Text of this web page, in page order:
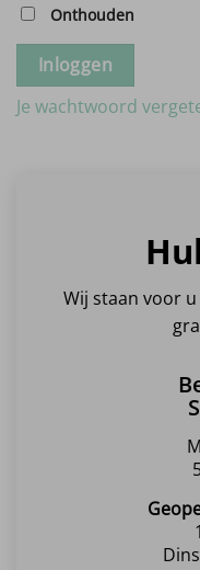
Onthouden
Inloggen
Je wachtwoord
Wij staan voor